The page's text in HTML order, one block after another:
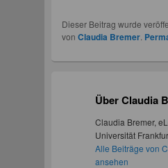
Dieser Beitrag wurde
von Claudia Bremer.
Über Claudia
Claudia Bremer,
Universität
Alle Beiträge von
ansehen